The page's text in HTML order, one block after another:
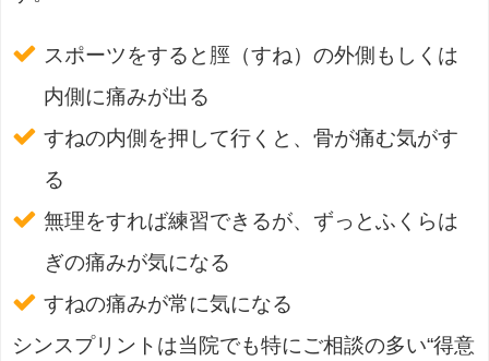
スポーツをすると脛（すね）の外側もしくは
内側に痛みが出る
すねの内側を押して行くと、骨が痛む気がす
る
無理をすれば練習できるが、ずっとふくらは
ぎの痛みが気になる
すねの痛みが常に気になる
シンスプリントは当院でも特にご相談の多い“得意